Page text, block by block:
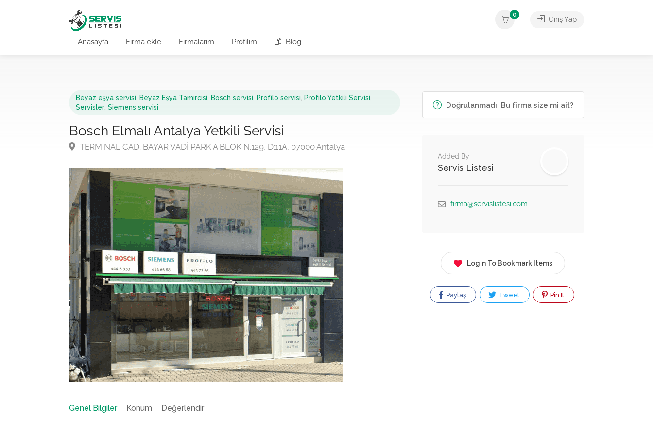
Anasayfa Firma ekle Firmalarım Profilim Blog
0
Giriş Yap
Beyaz eşya servisi Beyaz Eşya Tamircisi Bosch servisi Profilo servisi Profilo Yetkili Servisi
Servisler Siemens servisi
Bosch Elmalı Antalya Yetkili Servisi
TERMİNAL CAD. BAYAR VADİ PARK A BLOK N.129, D:11A, 07000 Antalya
Genel Bilgiler Konum Değerlendir
Doğrulanmadı. Bu firma size mi ait?
Added By
Servis Listesi
firma@servislistesi.com
Login To Bookmark Items
Paylaş Tweet Pin It